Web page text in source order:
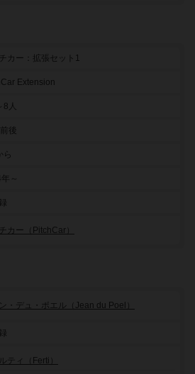
チカー：拡張セット1
Extension
8人
後
ら
～
チカー（PitchCar）
・デュ・ポエル（Jean du Poel）
ティ（Ferti）